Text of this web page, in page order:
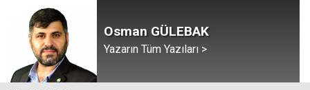
Osman GÜLEBAK
Yazarın Tüm Yazıları >